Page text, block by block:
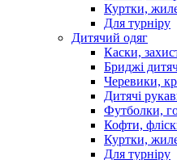
Куртки,
Для турніру
Дитячий одяг
Каски,
Бриджі
Черевики,
Дитячі
Футболки,
Кофти,
Куртки,
Для турніру